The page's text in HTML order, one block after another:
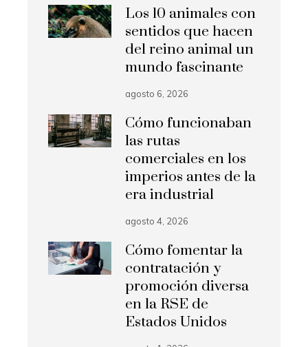
Los 10 animales con
sentidos que hacen
del reino animal un
mundo fascinante
agosto 6, 2026
Cómo funcionaban
las rutas
comerciales en los
imperios antes de la
era industrial
agosto 4, 2026
Cómo fomentar la
contratación y
promoción diversa
en la RSE de
Estados Unidos